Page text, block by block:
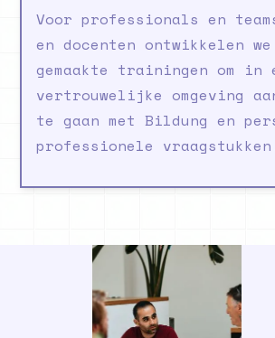
Voor professionals en
en docenten ontwikkelen we
gemaakte trainingen om in
vertrouwelijke omgeving
te gaan met Bildung en
professionele